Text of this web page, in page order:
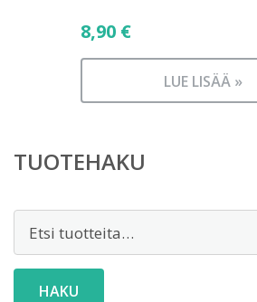
8,90 €
LUE LISÄÄ »
TUOTEHAKU
HAKU